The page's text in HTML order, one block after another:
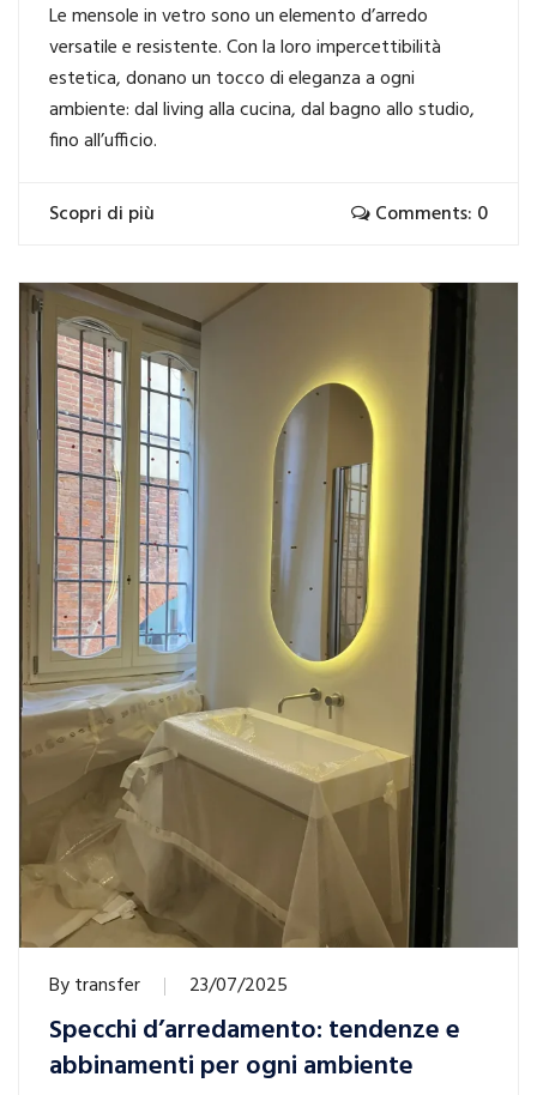
Le mensole in vetro sono un elemento d’arredo
versatile e resistente. Con la loro impercettibilità
estetica, donano un tocco di eleganza a ogni
ambiente: dal living alla cucina, dal bagno allo studio,
fino all’ufficio.
Scopri di più Comments: 0
Bytransfer 23/07/2025
Specchi d’arredamento: tendenze e
abbinamenti per ogni ambiente